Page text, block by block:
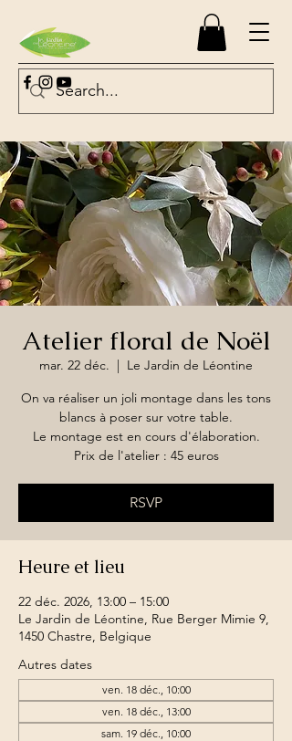
Atelier floral de Noël
mar. 22 déc.
  |
Le Jardin de Léontine
On va réaliser un joli montage dans les tons
blancs à poser sur votre table.
Le montage est en cours d'élaboration.
Prix de l'atelier : 45 euros
RSVP
Heure et lieu
22 déc. 2026, 13:00 – 15:00
Le Jardin de Léontine, Rue Berger Mimie 9,
1450 Chastre, Belgique
Autres dates
ven. 18 déc., 10:00
ven. 18 déc., 13:00
sam. 19 déc., 10:00